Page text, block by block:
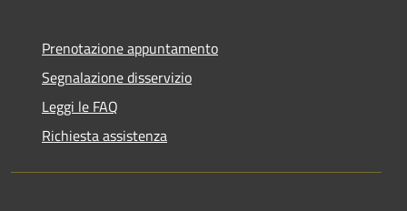
Prenotazione appuntamento
Segnalazione disservizio
Leggi le FAQ
Richiesta assistenza